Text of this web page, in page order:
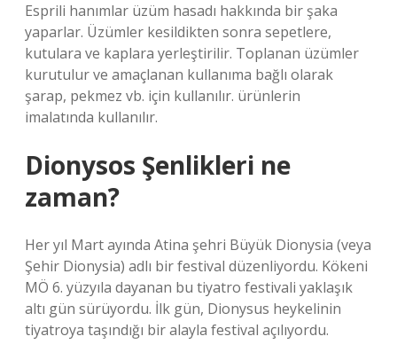
Esprili hanımlar üzüm hasadı hakkında bir şaka
yaparlar. Üzümler kesildikten sonra sepetlere,
kutulara ve kaplara yerleştirilir. Toplanan üzümler
kurutulur ve amaçlanan kullanıma bağlı olarak
şarap, pekmez vb. için kullanılır. ürünlerin
imalatında kullanılır.
Dionysos Şenlikleri ne
zaman?
Her yıl Mart ayında Atina şehri Büyük Dionysia (veya
Şehir Dionysia) adlı bir festival düzenliyordu. Kökeni
MÖ 6. yüzyıla dayanan bu tiyatro festivali yaklaşık
altı gün sürüyordu. İlk gün, Dionysus heykelinin
tiyatroya taşındığı bir alayla festival açılıyordu.